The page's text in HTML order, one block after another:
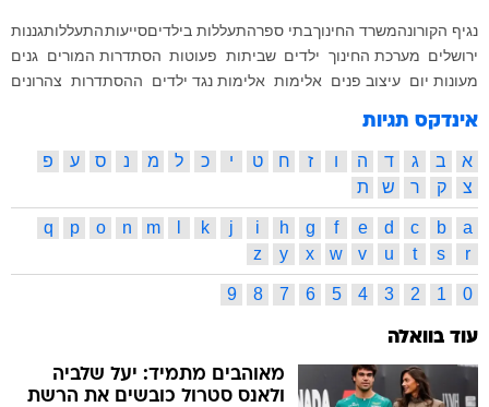
נגיף הקורונהמשרד החינוךבתי ספרהתעללות בילדיםסייעותהתעללותגננות
ירושלים מערכת החינוך ילדים שביתות פעוטות הסתדרות המורים גנים
מעונות יום עיצוב פנים אלימות אלימות נגד ילדים ההסתדרות צהרונים
אינדקס תגיות
א ב ג ד ה ו ז ח ט י כ ל מ נ ס ע
פ
צ
ק ר ש ת
a
b
c
d
e
f
g
h
i
j
k
m
n
o
p
q
r
s
t
u
v
w
x
y
z
0
1
2
3
4
5
6
7
8
9
עוד בוואלה
מאוהבים מתמיד: יעל שלביה
ולאנס סטרול כובשים את הרשת